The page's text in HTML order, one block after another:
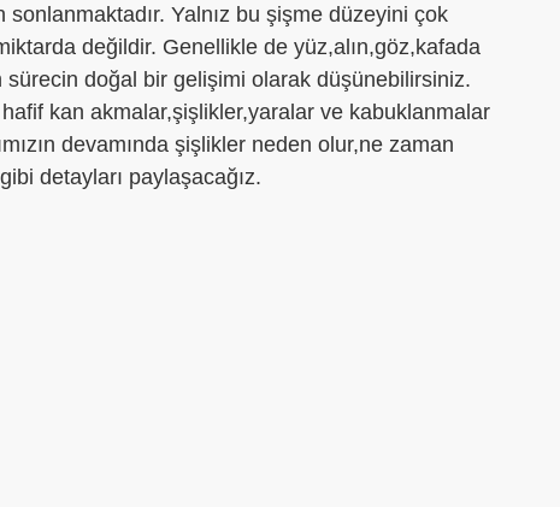
Yalnız bu şişme düzeyini çok
değildir. Genellikle de yüz,alın,göz,kafada
doğal bir gelişimi olarak düşünebilirsiniz.
kan akmalar,şişlikler,yaralar ve kabuklanmalar
devamında şişlikler neden olur,ne zaman
detayları paylaşacağız.